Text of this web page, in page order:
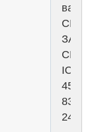
ICQ
450-
838-
249